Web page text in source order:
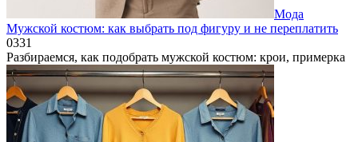
Мода
Мужской костюм: как выбрать под фигуру и не переплатить
0331
Разбираемся, как подобрать мужской костюм: крои, примерка